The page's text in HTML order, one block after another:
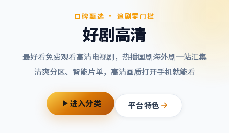
口碑甄选 · 追剧零门槛
好剧高清
最好看免费观看高清电视剧，热播国剧海外剧一站汇集
清爽分区、智能片单，高清画质打开手机就能看
进入分类 平台特色